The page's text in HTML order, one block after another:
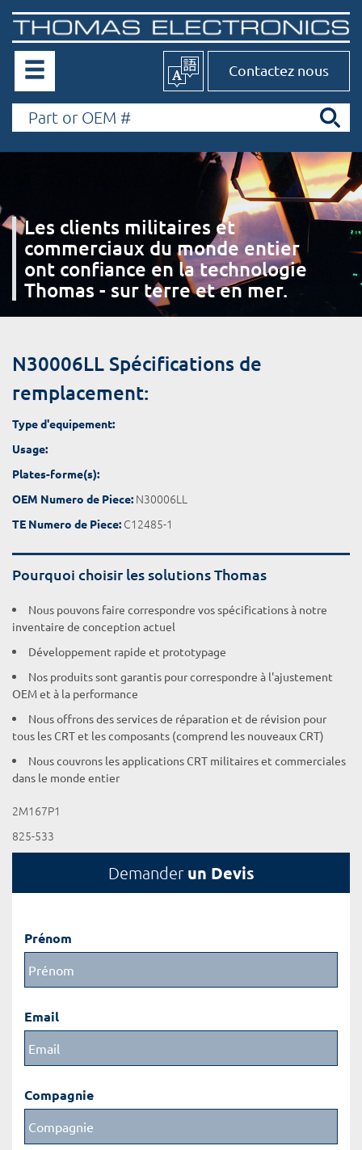
Contactez nous
Les clients militaires et
commerciaux du monde entier
ont confiance en la technologie
Thomas - sur terre et en mer.
N30006LL Spécifications de
remplacement:
Type d'equipement:
Usage:
Plates-forme(s):
OEM Numero de Piece: N30006LL
TE Numero de Piece: C12485-1
Pourquoi choisir les solutions Thomas
Nous pouvons faire correspondre vos spécifications à notre
inventaire de conception actuel
Développement rapide et prototypage
Nos produits sont garantis pour correspondre à l'ajustement
OEM et à la performance
Nous offrons des services de réparation et de révision pour
tous les CRT et les composants (comprend les nouveaux CRT)
Nous couvrons les applications CRT militaires et commerciales
dans le monde entier
2M167P1
825-533
Demander un Devis
Prénom
Email
Compagnie